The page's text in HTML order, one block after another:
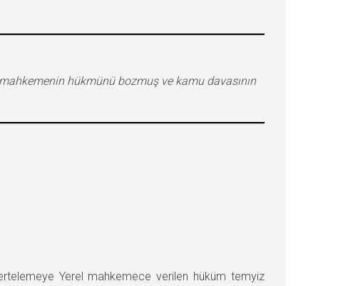
hükmünü bozmuş ve kamu davasının
Yerel mahkemece verilen hüküm temyiz